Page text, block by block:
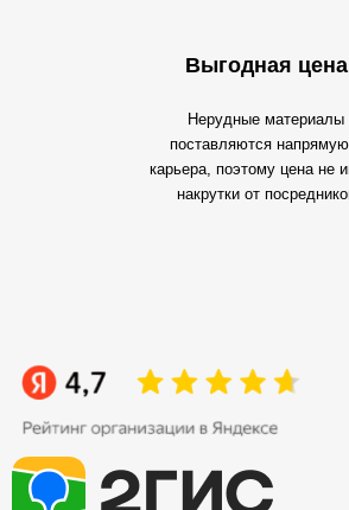
Выгодная цена
Нерудные материалы
поставляются
карьера, поэтому цена не
накрутки от